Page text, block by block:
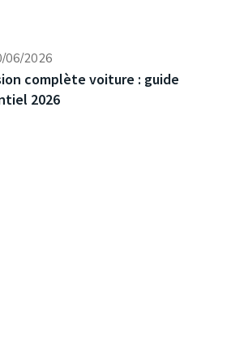
06/2026
complète voiture : guide
2026